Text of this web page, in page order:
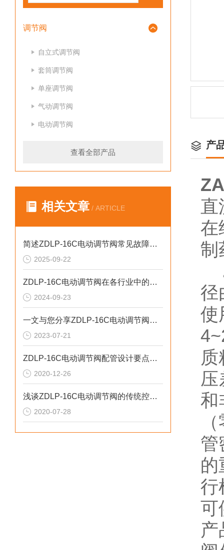
调节阀
自立式调节阀
套筒调节阀
单座调节阀
气动调节阀
电动调节阀
查看全部产品
相关文章 / ARTICLE
简述ZDLP-16C电动调节阀常见故障的诊断与解决方法
2025-09-22
ZDLP-16C电动调节阀在各行业中的具体应用分享
2024-09-23
一文与您分享ZDLP-16C电动调节阀的设计原理
2023-07-21
ZDLP-16C电动调节阀配管设计要点探讨
2020-12-26
浅谈ZDLP-16C电动调节阀的传统控制方式
2020-07-28
产
直
在
制
径
使
和
管
的
行
可
产